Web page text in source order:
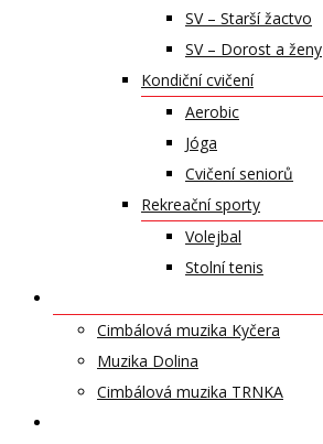
SV – Starší žactvo
SV – Dorost a ženy
Kondiční cvičení
Aerobic
Jóga
Cvičení seniorů
Rekreační sporty
Volejbal
Stolní tenis
Cimbálová muzika Kyčera
Muzika Dolina
Cimbálová muzika TRNKA